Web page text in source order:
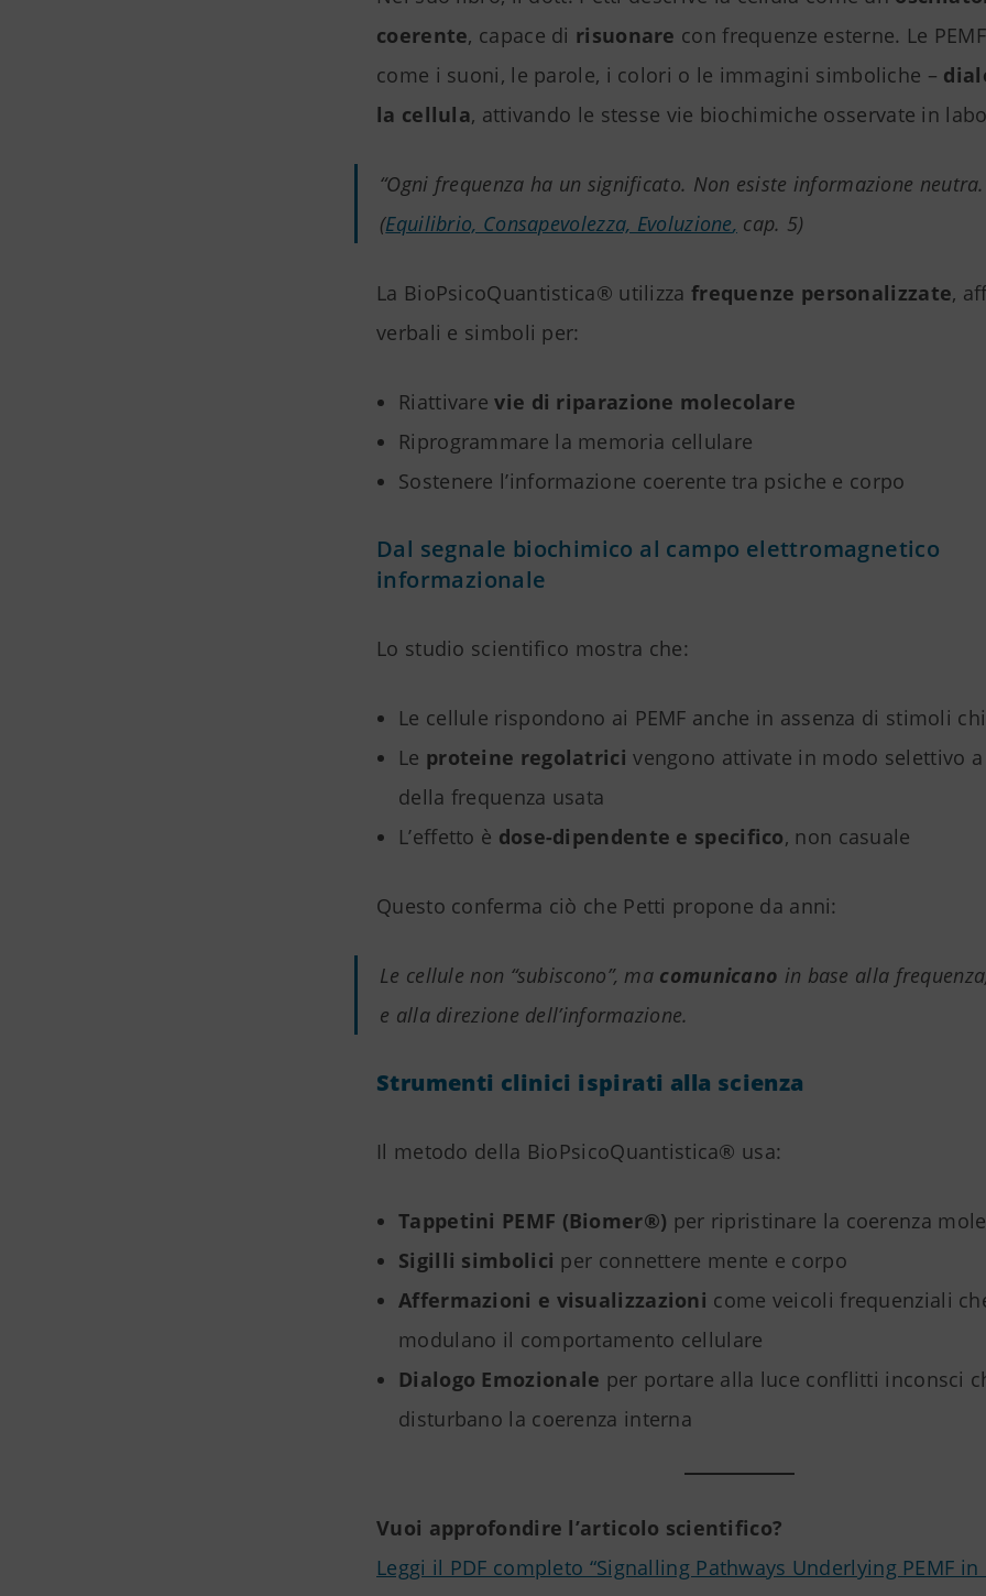
coerente, capace di risuonare con frequenze esterne. Le
come i suoni, le parole, i colori o le immagini simboliche –
la cellula, attivando le stesse vie biochimiche osservate in
“Ogni frequenza ha un significato. Non esiste informazione
(Equilibrio, Consapevolezza, Evoluzione, cap. 5)
La BioPsicoQuantistica® utilizza frequenze personalizzate,
verbali e simboli per:
Riattivarevie di riparazione molecolare
Riprogrammare la memoria cellulare
Sostenere l’informazione coerente tra psiche e corpo
Dal segnale biochimico al campo elettromagnetico
informazionale
Lo studio scientifico mostra che:
Le cellule rispondono ai PEMF anche in assenza di stimoli
Le proteine regolatrici vengono attivate in modo selettivo a
della frequenza usata
L’effetto è dose-dipendente e specifico, non casuale
Questo conferma ciò che Petti propone da anni:
Le cellule non “subiscono”, ma comunicano in base alla
e alla direzione dell’informazione.
Strumenti clinici ispirati alla scienza
Il metodo della BioPsicoQuantistica® usa:
Tappetini PEMF (Biomer®) per ripristinare la coerenza
Sigilli simbolici per connettere mente e corpo
Affermazioni e visualizzazioni come veicoli frequenziali
modulano il comportamento cellulare
Dialogo Emozionale per portare alla luce conflitti inconsci
disturbano la coerenza interna
Vuoi approfondire l’articolo scientifico?
Leggi il PDF completo “Signalling Pathways Underlying PEMF in